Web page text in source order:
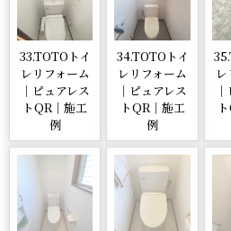
33.TOTOトイ
レリフォーム
｜ピュアレス
トQR｜施工
例
34.TOTOトイ
レリフォーム
｜ピュアレス
トQR｜施工
例